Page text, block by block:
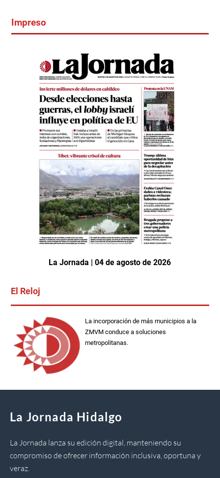
Impreso
La Jornada | 04 de agosto de 2026
El Reloj
La incorporación de más municipios a la
ZMVM conduce a soluciones
metropolitanas.
La Jornada Hidalgo
La Jornada lanza su edición digital, manteniendo su
compromiso de ofrecer información inclusiva, oportuna y
veraz.